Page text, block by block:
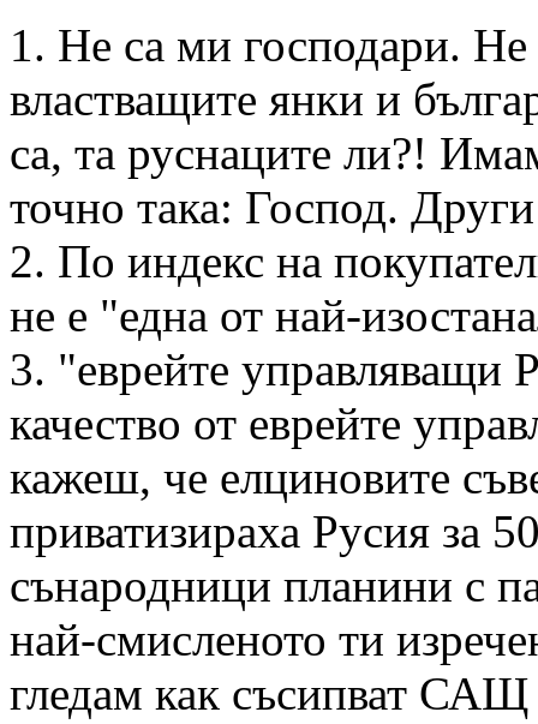
1. Не са ми господари. Не
властващите янки и
са, та руснаците ли?!
точно така: Господ.
2. По индекс на
не е "една от най-
3. "еврейте управляващи
качество от еврейте
кажеш, че елциновите
приватизираха Русия за
сънародници планини с
най-смисленото ти
гледам как съсипват